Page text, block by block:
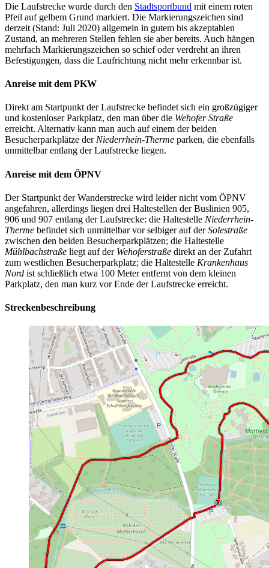
Die Laufstrecke wurde durch den Stadtsportbund mit einem roten
Pfeil auf gelbem Grund markiert. Die Markierungszeichen sind
derzeit (Stand: Juli 2020) allgemein in gutem bis akzeptablen
Zustand, an mehreren Stellen fehlen sie aber bereits. Auch hängen
mehrfach Markierungszeichen so schief oder verdreht an ihren
Befestigungen, dass die Laufrichtung nicht mehr erkennbar ist.
Anreise mit dem PKW
Direkt am Startpunkt der Laufstrecke befindet sich ein großzügiger
und kostenloser Parkplatz, den man über die Wehofer Straße
erreicht. Alternativ kann man auch auf einem der beiden
Besucherparkplätze der Niederrhein-Therme parken, die ebenfalls
unmittelbar entlang der Laufstrecke liegen.
Anreise mit dem ÖPNV
Der Startpunkt der Wanderstrecke wird leider nicht vom ÖPNV
angefahren, allerdings liegen drei Haltestellen der Buslinien 905,
906 und 907 entlang der Laufstrecke: die Haltestelle Niederrhein-
Therme befindet sich unmittelbar vor selbiger auf derSolestraße
zwischen den beiden Besucherparkplätzen; die Haltestelle
Mühlbachstraße liegt auf der Wehoferstraße direkt an der Zufahrt
zum westlichen Besucherparkplatz; die Haltestelle Krankenhaus
Nord ist schließlich etwa 100 Meter entfernt von dem kleinen
Parkplatz, den man kurz vor Ende der Laufstrecke erreicht.
Streckenbeschreibung